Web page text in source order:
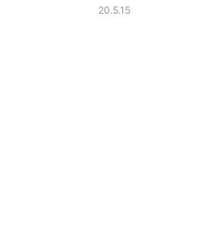
20.5.15